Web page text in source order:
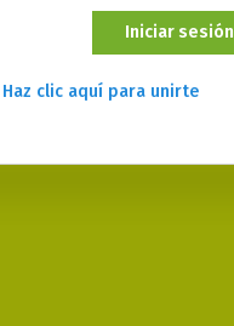
Iniciar sesión
Haz clic aquí para unirte